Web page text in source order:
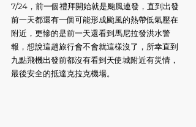
7/24，前一個禮拜開始就是颱風連發，直到出發
前一天都還有一個可能形成颱風的熱帶低氣壓在
附近，更慘的是前一天還看到馬尼拉發洪水警
報，想說這趟旅行會不會就這樣沒了，所幸直到
九點飛機出發前都沒有看到天使城附近有災情，
最後安全的抵達克拉克機場。